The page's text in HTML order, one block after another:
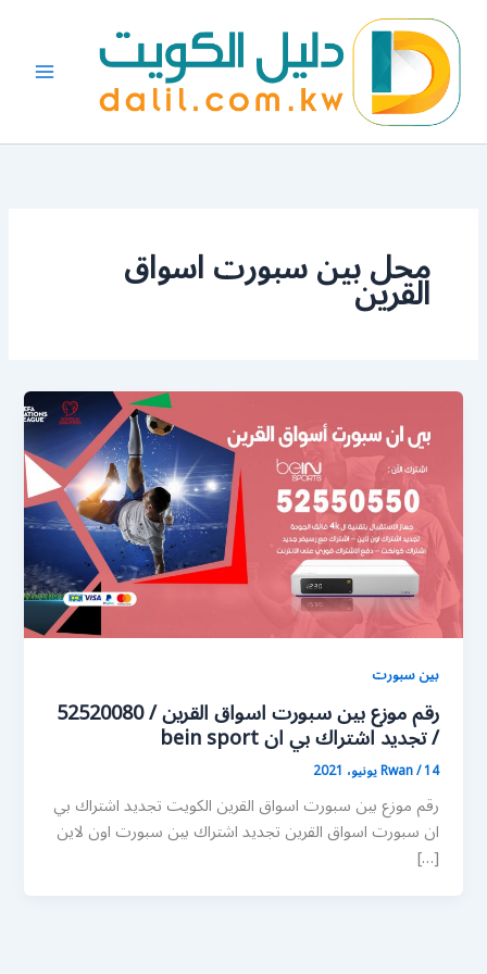
المحتوى
محل بين سبورت اسواق
القرين
بين سبورت
رقم موزع بين سبورت اسواق القرين / 52520080
/ تجديد اشتراك بي ان bein sport
Rwan/14 يونيو، 2021
رقم موزع بين سبورت اسواق القرين الكويت تجديد اشتراك بي
ان سبورت اسواق القرين تجديد اشتراك بين سبورت اون لاين
[…]